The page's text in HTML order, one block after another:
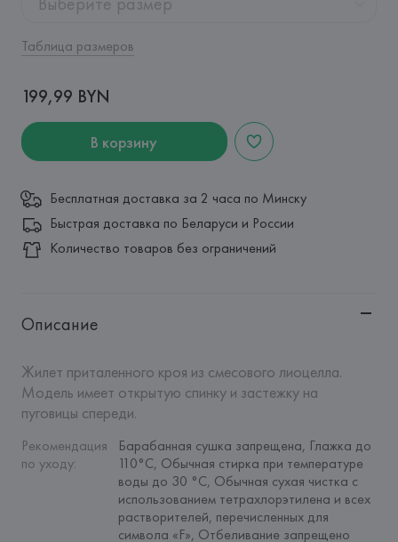
Таблица размеров
199,99 BYN
В корзину
Бесплатная доставка за 2 часа по Минску
Быстрая доставка по Беларуси и России
Количество товаров без ограничений
Описание
Жилет приталенного кроя из смесового лиоцелла.
Модель имеет открытую спинку и застежку на
пуговицы спереди.
Рекомендация
по уходу:
Барабанная сушка запрещена, Глажка до
110°C, Обычная стирка при температуре
воды до 30 °C, Обычная сухая чистка с
использованием тетрахлорэтилена и всех
растворителей, перечисленных для
символа «F», Отбеливание запрещено